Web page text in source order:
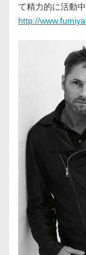
て精力的に活動中
http://